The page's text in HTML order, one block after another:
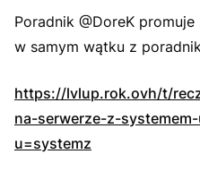
Poradnik @DoreK
w samym wątku z
https://lvlup.rok.ovh/t/
na-serwerze-z-
u=systemz